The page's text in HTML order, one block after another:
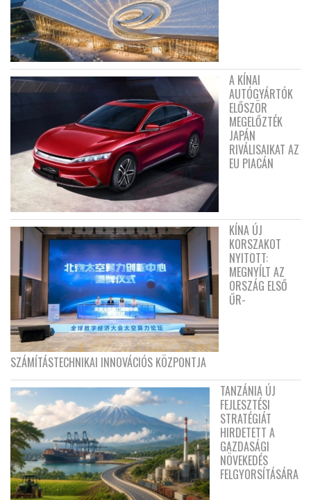
A KÍNAI
AUTÓGYÁRTÓK
ELŐSZÖR
MEGELŐZTÉK
JAPÁN
RIVÁLISAIKAT AZ
EU PIACÁN
KÍNA ÚJ
KORSZAKOT
NYITOTT:
MEGNYÍLT AZ
ORSZÁG ELSŐ
ŰR-
SZÁMÍTÁSTECHNIKAI INNOVÁCIÓS KÖZPONTJA
TANZÁNIA ÚJ
FEJLESZTÉSI
STRATÉGIÁT
HIRDETETT A
GAZDASÁGI
NÖVEKEDÉS
FELGYORSÍTÁSÁRA